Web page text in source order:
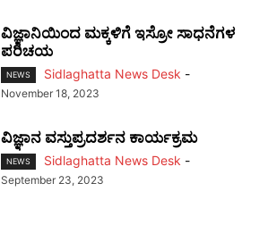
ವಿಜ್ಞಾನಿಯಿಂದ ಮಕ್ಕಳಿಗೆ ಇಸ್ರೋ ಸಾಧನೆಗಳ
ಪರಿಚಯ
NEWS Sidlaghatta News Desk -
November 18, 2023
ವಿಜ್ಞಾನ ವಸ್ತುಪ್ರದರ್ಶನ ಕಾರ್ಯಕ್ರಮ
NEWS Sidlaghatta News Desk -
September 23, 2023